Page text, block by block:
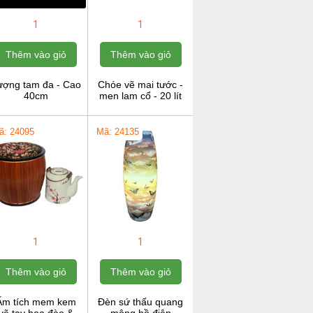
1
Thêm vào giỏ
tam đa - Cao
40cm
1
Thêm vào giỏ
Chóe vẽ mai tước -
men lam cổ - 20 lít
24095
1
Thêm vào giỏ
tích mem kem
Mã: 24135
1
Thêm vào giỏ
Đèn sứ thấu quang